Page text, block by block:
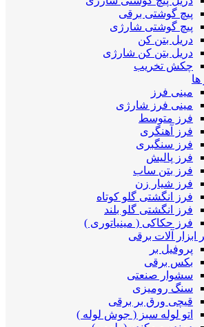
پیچ گوشتی برقی
پیچ گوشتی شارژی
دریل بتن کن
دریل بتن کن شارژی
چکش تخریب
مینی فرز
مینی فرز شارژی
فرز متوسط
فرز آهنگری
فرز سنگبری
فرز پالیش
فرز بتن ساب
فرز شیار زن
فرز انگشتی گلو کوتاه
فرز انگشتی گلو بلند
فرز حکاکی ( مینیاتوری )
ابزار آلات برقی
پروفیل بر
بکس برقی
سشوار صنعتی
سنگ رومیزی
قیچی ورق بر برقی
اتو لوله سبز ( جوش لوله )